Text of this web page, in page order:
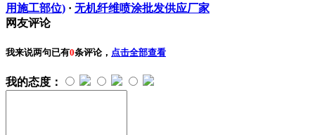
用施工部位) · 无机纤维喷涂批发供应厂家
网友评论
我来说两句已有0条评论， 点击全部查看
我的态度：